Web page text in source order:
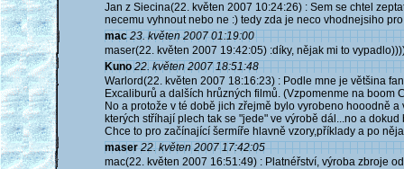
Jan z Siecina(22. květen 2007 10:24:26) : Sem se chtel
necemu vyhnout nebo ne :) tedy zda je neco vhodnejsiho
mac 23. květen 2007 01:19:00
maser(22. květen 2007 19:42:05) :díky, nějak mi to
Kuno 22. květen 2007 18:51:48
Warlord(22. květen 2007 18:16:23) : Podle mne je většina
Excaliburů a dalších hrůzných filmů. (Vzpomenme na boom
No a protože v té době jich zřejmě bylo vyrobeno hooodně
kterých stříhají plech tak se "jede" ve výrobě dál...no a
Chce to pro začínající šermíře hlavně vzory,příklady a po
maser 22. květen 2007 17:42:05
mac(22. květen 2007 16:51:49) : Platnéřství, výroba zbroje